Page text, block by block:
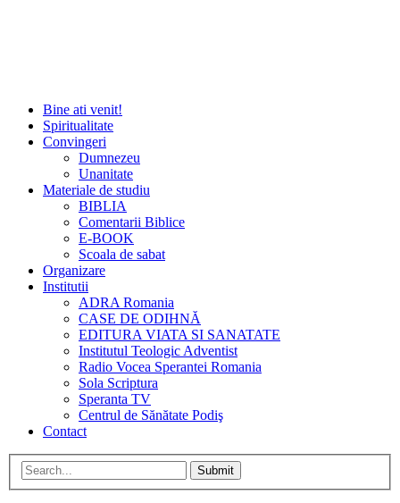
Bine ati venit!
Spiritualitate
Convingeri
Dumnezeu
Unanitate
Materiale de studiu
BIBLIA
Comentarii Biblice
E-BOOK
Scoala de sabat
Organizare
Institutii
ADRA Romania
CASE DE ODIHNĂ
EDITURA VIATA SI SANATATE
Institutul Teologic Adventist
Radio Vocea Sperantei Romania
Sola Scriptura
Speranta TV
Centrul de Sănătate Podiş
Contact
Submit